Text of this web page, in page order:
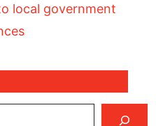
local government